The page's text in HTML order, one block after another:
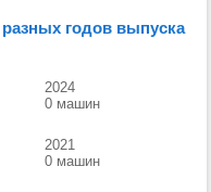
годов выпуска
2024
0 машин
2021
0 машин